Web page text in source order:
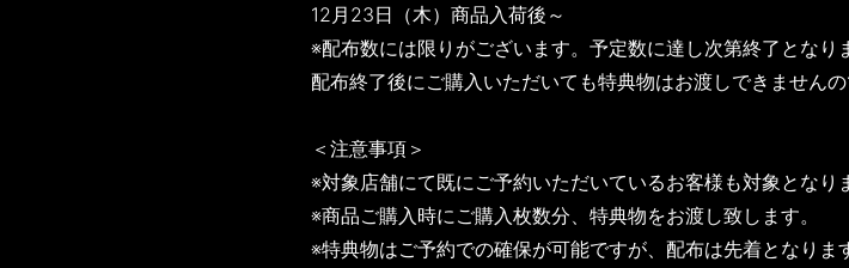
12月23日（木）商品入荷後～
※配布数には限りがございます。予定数に達し次第終了となり
配布終了後にご購入いただいても特典物はお渡しできませんの
＜注意事項＞
※対象店舗にて既にご予約いただいているお客様も対象となり
※商品ご購入時にご購入枚数分、特典物をお渡し致します。
※特典物はご予約での確保が可能ですが、配布は先着となり